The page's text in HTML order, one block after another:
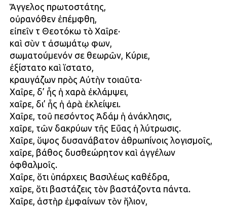
Ἄγγελος πρωτοστάτης,
οὐρανόθεν ἐπέμφθη,
εἰπεῖν τῇ Θεοτόκω τὸ Χαῖρε·
καὶ σὺν τῇ ἀσωμάτῳ φωνῇ,
σωματούμενόν σε θεωρῶν, Κύριε,
ἐξίστατο καὶ ἵστατο,
κραυγάζων πρὸς Αὐτὴν τοιαῦτα·
Χαῖρε, δ’ ἧς ἡ χαρὰ ἐκλάμψει,
χαῖρε, δι’ ἧς ἡ ἀρὰ ἐκλείψει.
Χαῖρε, τοῦ πεσόντος Ἀδάμ ἡ ἀνάκλησις,
χαῖρε, τῶν δακρύων τῆς Εὔας ἡ λύτρωσις.
Χαῖρε, ὕψος δυσανάβατον ἀθρωπίνοις λογισμοῖς,
χαῖρε, βάθος δυσθεώρητον καὶ ἀγγέλων
ὀφθαλμοῖς.
Χαῖρε, ὅτι ὑπάρχεις Βασιλέως καθέδρα,
χαῖρε, ὅτι βαστάζεις τὸν βαστάζοντα πάντα.
Χαῖρε, ἀστὴρ ἐμφαίνων τὸν ἥλιον,